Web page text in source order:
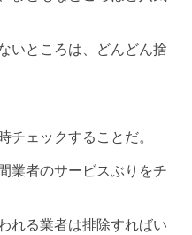
いところは、どんどん捨
チェックすることだ。
業者のサービスぶりをチ
れる業者は排除すればい